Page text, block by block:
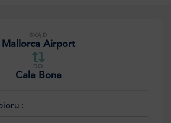
SKĄD
Mallorca Airport
DO
Cala Bona
: